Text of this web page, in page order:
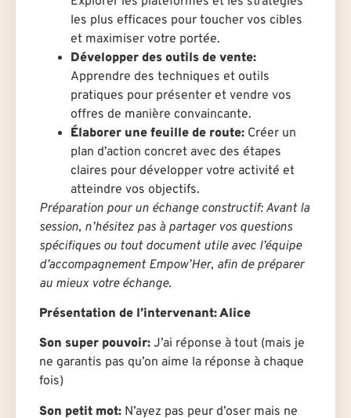
les plus efficaces pour toucher vos cibles
et maximiser votre portée.
Développer des outils de vente:
Apprendre des techniques et outils
pratiques pour présenter et vendre vos
offres de manière convaincante.
Élaborer une feuille de route: Créer un
plan d’action concret avec des étapes
claires pour développer votre activité et
atteindre vos objectifs.
Préparation pour un échange constructif: Avant la
session, n’hésitez pas à partager vos questions
spécifiques ou tout document utile avec l’équipe
d’accompagnement Empow’Her, afin de préparer
au mieux votre échange.
Présentation de l’intervenant: Alice
Son super pouvoir: J’ai réponse à tout (mais je
ne garantis pas qu’on aime la réponse à chaque
fois)
Son petit mot: N’ayez pas peur d’oser mais ne